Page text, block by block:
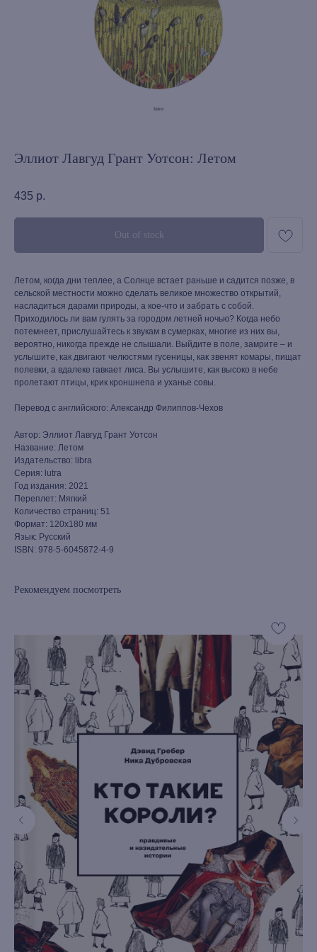
Эллиот Лавгуд Грант Уотсон: Летом
435 р.
Out of stock
Летом, когда дни теплее, а Солнце встает раньше и садится позже, в
сельской местности можно сделать великое множество открытий,
насладиться дарами природы, а кое-что и забрать с собой.
Приходилось ли вам гулять за городом летней ночью? Когда небо
потемнеет, прислушайтесь к звукам в сумерках, многие из них вы,
вероятно, никогда прежде не слышали. Выйдите в поле, замрите – и
услышите, как двигают челюстями гусеницы, как звенят комары, пищат
полевки, а вдалеке гавкает лиса. Вы услышите, как высоко в небе
пролетают птицы, крик кроншнепа и уханье совы.
Перевод с английского: Александр Филиппов-Чехов
Автор: Эллиот Лавгуд Грант Уотсон
Название: Летом
Издательство: libra
Серия: lutra
Год издания: 2021
Переплет: Мягкий
Количество страниц: 51
Формат: 120x180 мм
Язык: Русский
ISBN: 978-5-6045872-4-9
Рекомендуем посмотреть
книжный интернет-магазин из
Петербурга
Каталог